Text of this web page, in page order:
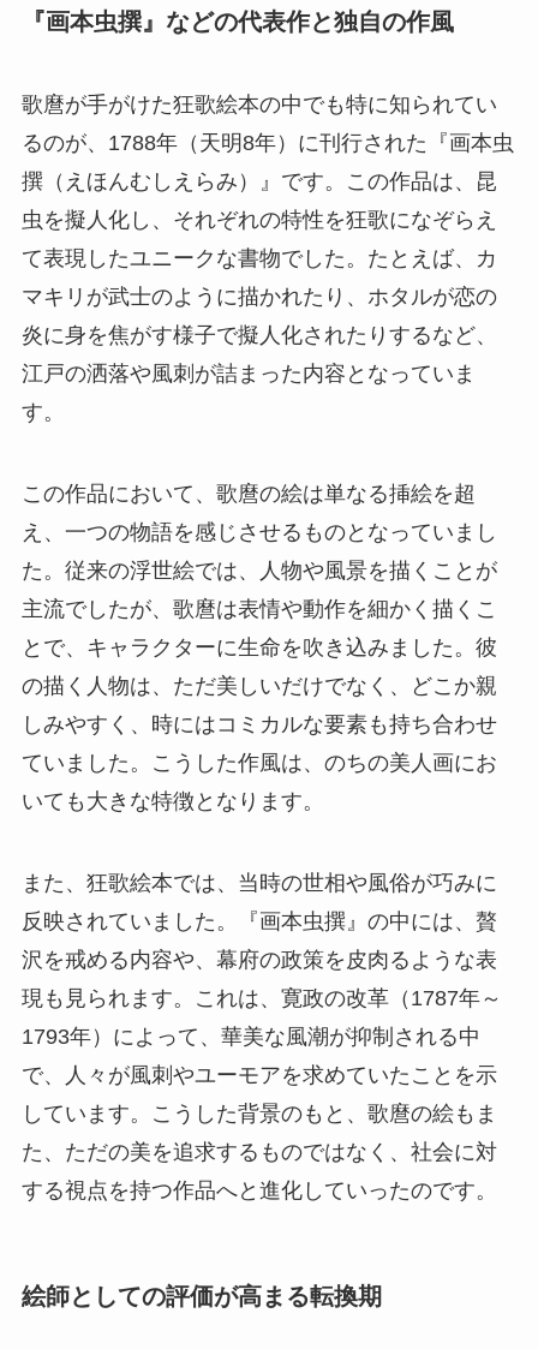
『画本虫撰』などの代表作と独自の作風
歌麿が手がけた狂歌絵本の中でも特に知られてい
るのが、1788年（天明8年）に刊行された『画本虫
撰（えほんむしえらみ）』です。この作品は、昆
虫を擬人化し、それぞれの特性を狂歌になぞらえ
て表現したユニークな書物でした。たとえば、カ
マキリが武士のように描かれたり、ホタルが恋の
炎に身を焦がす様子で擬人化されたりするなど、
江戸の洒落や風刺が詰まった内容となっていま
す。
この作品において、歌麿の絵は単なる挿絵を超
え、一つの物語を感じさせるものとなっていまし
た。従来の浮世絵では、人物や風景を描くことが
主流でしたが、歌麿は表情や動作を細かく描くこ
とで、キャラクターに生命を吹き込みました。彼
の描く人物は、ただ美しいだけでなく、どこか親
しみやすく、時にはコミカルな要素も持ち合わせ
ていました。こうした作風は、のちの美人画にお
いても大きな特徴となります。
また、狂歌絵本では、当時の世相や風俗が巧みに
反映されていました。『画本虫撰』の中には、贅
沢を戒める内容や、幕府の政策を皮肉るような表
現も見られます。これは、寛政の改革（1787年～
1793年）によって、華美な風潮が抑制される中
で、人々が風刺やユーモアを求めていたことを示
しています。こうした背景のもと、歌麿の絵もま
た、ただの美を追求するものではなく、社会に対
する視点を持つ作品へと進化していったのです。
絵師としての評価が高まる転換期